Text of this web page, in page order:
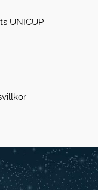
UNICUP